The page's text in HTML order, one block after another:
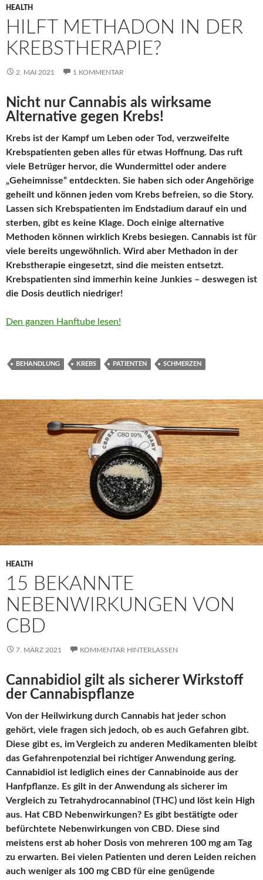
HEALTH
HILFT METHADON IN DER
KREBSTHERAPIE?
2. MAI 2021 1 KOMMENTAR
Nicht nur Cannabis als wirksame
Alternative gegen Krebs!
Krebs ist der Kampf um Leben oder Tod, verzweifelte
Krebspatienten geben alles für etwas Hoffnung. Das ruft
viele Betrüger hervor, die Wundermittel oder andere
„Geheimnisse“ entdeckten. Sie haben sich oder Angehörige
geheilt und können jeden vom Krebs befreien, so die Story.
Lassen sich Krebspatienten im Endstadium darauf ein und
sterben, gibt es keine Klage. Doch einige alternative
Methoden können wirklich Krebs besiegen. Cannabis ist für
viele bereits ungewöhnlich. Wird aber Methadon in der
Krebstherapie eingesetzt, sind die meisten entsetzt.
Krebspatienten sind immerhin keine Junkies – deswegen ist
die Dosis deutlich niedriger!
Den ganzen Hanftube lesen!
BEHANDLUNG KREBS PATIENTEN SCHMERZEN
HEALTH
15 BEKANNTE
NEBENWIRKUNGEN VON
CBD
7. MÄRZ 2021 KOMMENTAR HINTERLASSEN
Cannabidiol gilt als sicherer Wirkstoff
der Cannabispflanze
Von der Heilwirkung durch Cannabis hat jeder schon
gehört, viele fragen sich jedoch, ob es auch Gefahren gibt.
Diese gibt es, im Vergleich zu anderen Medikamenten bleibt
das Gefahrenpotenzial bei richtiger Anwendung gering.
Cannabidiol ist lediglich eines der Cannabinoide aus der
Hanfpflanze. Es gilt in der Anwendung als sicherer im
Vergleich zu Tetrahydrocannabinol (THC) und löst kein High
aus. Hat CBD Nebenwirkungen? Es gibt bestätigte oder
befürchtete Nebenwirkungen von CBD. Diese sind
meistens erst ab hoher Dosis von mehreren 100 mg am Tag
zu erwarten. Bei vielen Patienten und deren Leiden reichen
auch weniger als 100 mg CBD für eine genügende